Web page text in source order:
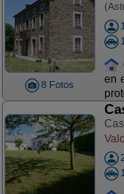
8 Fotos
en